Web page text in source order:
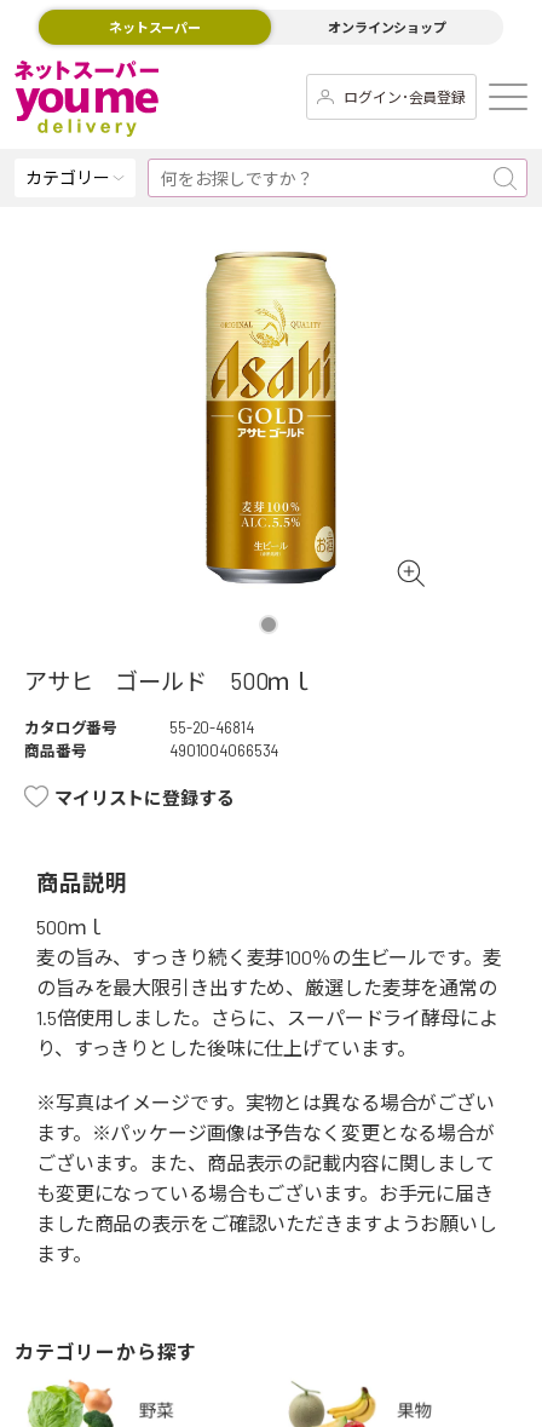
ネットスーパー オンラインショップ
ログイン･会員登録
カテゴリー
アサヒ ゴールド 500ｍｌ
カタログ番号
55-20-46814
商品番号
4901004066534
マイリストに登録する
商品説明
500ｍｌ
麦の旨み、すっきり続く麦芽100％の生ビールです。麦
の旨みを最大限引き出すため、厳選した麦芽を通常の
1.5倍使用しました。さらに、スーパードライ酵母によ
り、すっきりとした後味に仕上げています。
※写真はイメージです。実物とは異なる場合がござい
ます。※パッケージ画像は予告なく変更となる場合が
ございます。また、商品表示の記載内容に関しまして
も変更になっている場合もございます。お手元に届き
ました商品の表示をご確認いただきますようお願いし
ます。
カテゴリーから探す